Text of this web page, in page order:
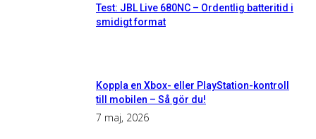
Test: JBL Live 680NC – Ordentlig batteritid i
smidigt format
Koppla en Xbox- eller PlayStation-kontroll
till mobilen – Så gör du!
7 maj, 2026